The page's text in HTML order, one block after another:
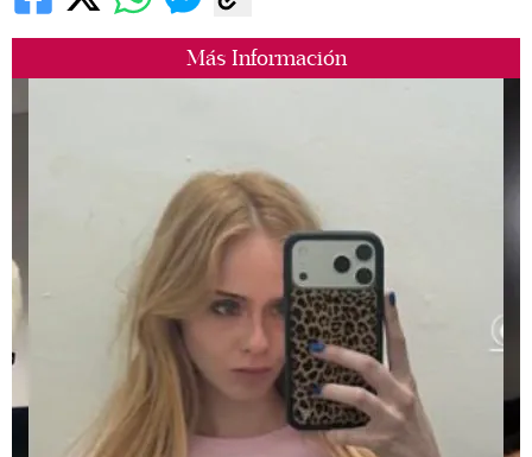
Más Información